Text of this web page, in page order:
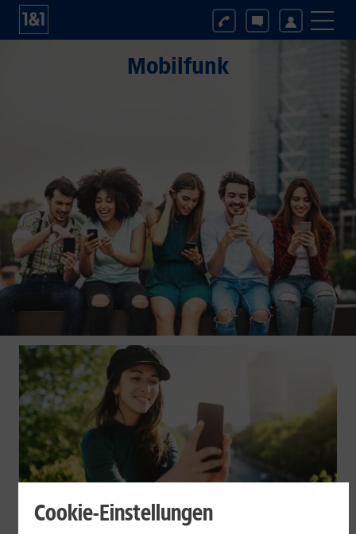
Mobilfunk
Cookie-Einstellungen